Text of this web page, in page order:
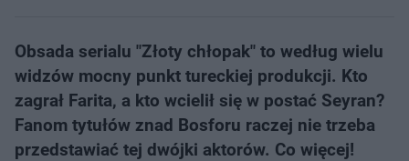
Obsada serialu "Złoty chłopak" to według wielu
widzów mocny punkt tureckiej produkcji. Kto
zagrał Farita, a kto wcielił się w postać Seyran?
Fanom tytułów znad Bosforu raczej nie trzeba
przedstawiać tej dwójki aktorów. Co więcej!